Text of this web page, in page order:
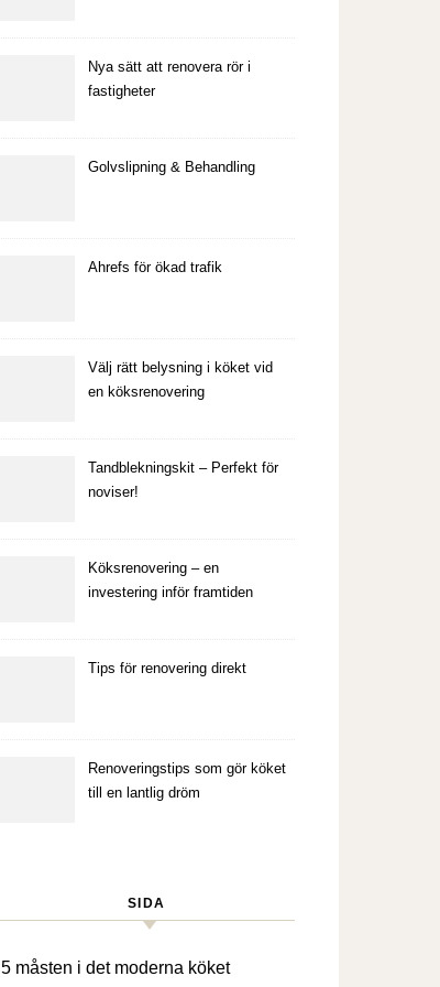
Nya sätt att renovera rör i
fastigheter
Golvslipning & Behandling
Ahrefs för ökad trafik
Välj rätt belysning i köket vid
en köksrenovering
Tandblekningskit – Perfekt för
noviser!
Köksrenovering – en
investering inför framtiden
Tips för renovering direkt
Renoveringstips som gör köket
till en lantlig dröm
SIDA
5 måsten i det moderna köket